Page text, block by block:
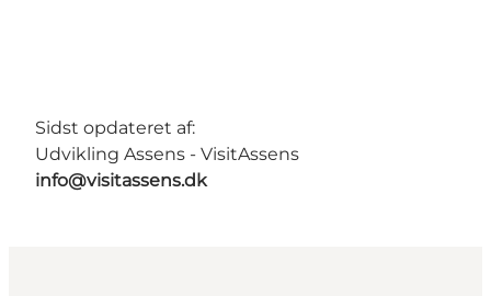
Sidst opdateret af:
Udvikling Assens - VisitAssens
info@visitassens.dk